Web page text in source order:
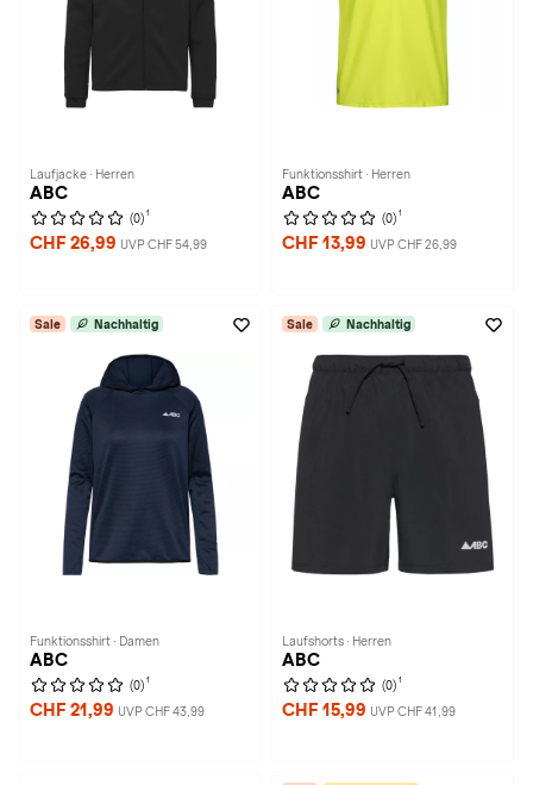
Laufjacke · Herren
ABC
(0) 1
CHF 26,99 UVP CHF 54,99
Funktionsshirt · Herren
ABC
(0) 1
CHF 13,99 UVP CHF 26,99
Sale Nachhaltig
Funktionsshirt · Damen
ABC
(0) 1
CHF 21,99 UVP CHF 43,99
Sale Nachhaltig
Laufshorts · Herren
ABC
(0) 1
CHF 15,99 UVP CHF 41,99